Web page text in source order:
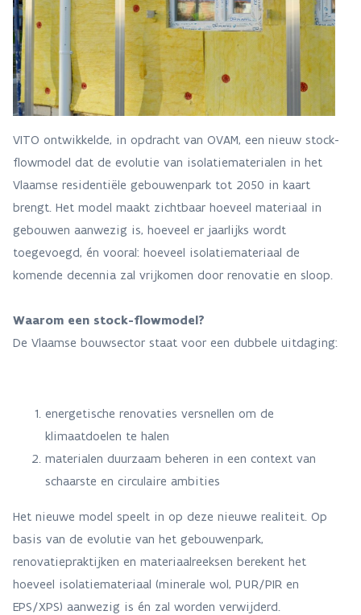
VITO ontwikkelde, in opdracht van OVAM, een nieuw stock-
flowmodel dat de evolutie van isolatiematerialen in het
Vlaamse residentiële gebouwenpark tot 2050 in kaart
brengt. Het model maakt zichtbaar hoeveel materiaal in
gebouwen aanwezig is, hoeveel er jaarlijks wordt
toegevoegd, én vooral: hoeveel isolatiemateriaal de
komende decennia zal vrijkomen door renovatie en sloop.
Waarom een stock-flowmodel?
De Vlaamse bouwsector staat voor een dubbele uitdaging:
energetische renovaties versnellen om de
klimaatdoelen te halen
materialen duurzaam beheren in een context van
schaarste en circulaire ambities
Het nieuwe model speelt in op deze nieuwe realiteit. Op
basis van de evolutie van het gebouwenpark,
renovatiepraktijken en materiaalreeksen berekent het
hoeveel isolatiemateriaal (minerale wol, PUR/PIR en
EPS/XPS) aanwezig is én zal worden verwijderd.